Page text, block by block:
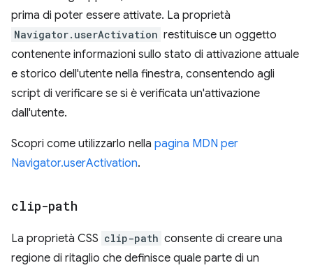
prima di poter essere attivate. La proprietà
Navigator.userActivation restituisce un oggetto
contenente informazioni sullo stato di attivazione attuale
e storico dell'utente nella finestra, consentendo agli
script di verificare se si è verificata un'attivazione
dall'utente.
Scopri come utilizzarlo nella pagina MDN per
Navigator.userActivation.
clip-path
La proprietà CSS clip-path consente di creare una
regione di ritaglio che definisce quale parte di un